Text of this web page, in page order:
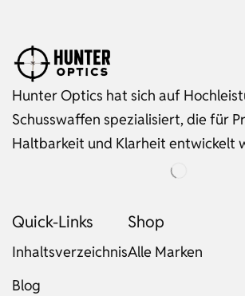
Hunter Optics hat sich auf
Schusswaffen spezialisiert, die für
Haltbarkeit und Klarheit entwickelt
Quick-Links
Inhaltsverzeichnis
Blog
Shop
Alle Marken